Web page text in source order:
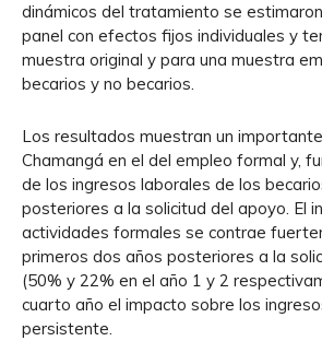
dinámicos del tratamiento se
panel con efectos fijos individuales y
muestra original y para una muestra
becarios y no becarios.
Los resultados muestran un
Chamangá en el del empleo formal y,
de los ingresos laborales de los
posteriores a la solicitud del apoyo. El
actividades formales se contrae
primeros dos años posteriores a la
(50% y 22% en el año 1 y 2
cuarto año el impacto sobre los
persistente.